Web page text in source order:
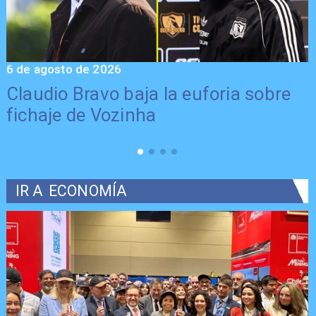
Claudio Bravo baja la euforia sobre
fichaje de Vozinha
6 de agosto de 2026
IR A ECONOMÍA